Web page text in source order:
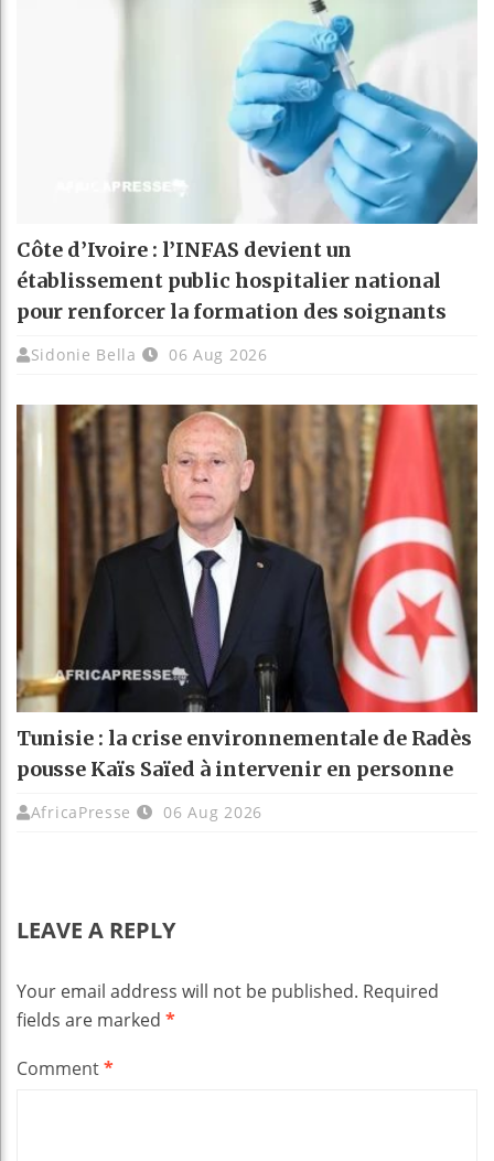
Côte d’Ivoire : l’INFAS devient un
établissement public hospitalier national
pour renforcer la formation des soignants
Sidonie Bella 06 Aug 2026
Tunisie : la crise environnementale de Radès
pousse Kaïs Saïed à intervenir en personne
AfricaPresse 06 Aug 2026
LEAVE A REPLY
Your email address will not be published. Required
fields are marked *
Comment*